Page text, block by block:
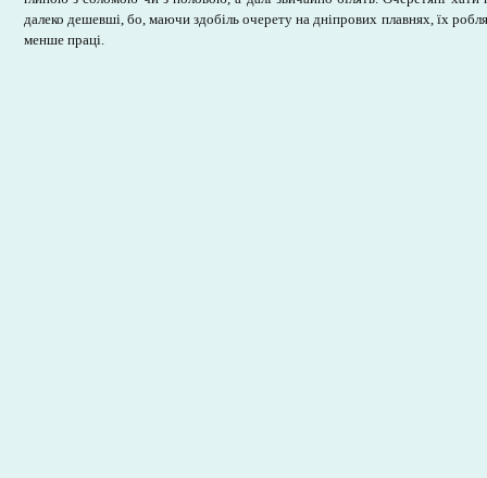
далеко дешевші, бо, маючи здобіль очерету на дніпрових плавнях, їх
менше праці.